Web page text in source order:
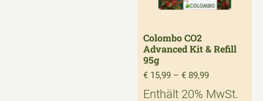
Colombo CO2
Advanced Kit & Refill
95g
€ 15,99 – € 89,99
Enthält 20% MwSt.